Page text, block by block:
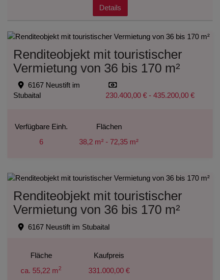
Details
Renditeobjekt mit touristischer
Vermietung von 36 bis 170 m²
6167 Neustift im
Stubaital
230.400,00 € - 435.200,00 €
Verfügbare Einh.
6
Flächen
38,2 m² - 72,35 m²
Renditeobjekt mit touristischer
Vermietung von 36 bis 170 m²
6167 Neustift im Stubaital
Fläche
ca. 55,22 m2
Kaufpreis
331.000,00 €